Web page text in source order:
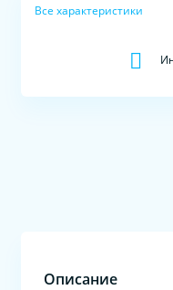
Все характеристики
Описание